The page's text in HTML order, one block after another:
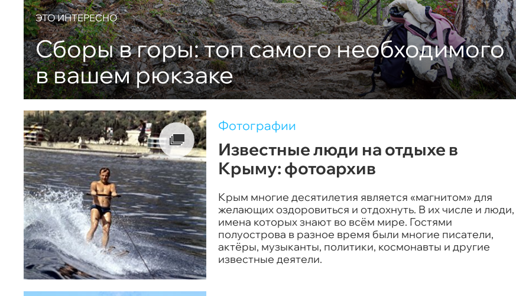
ЭТО ИНТЕРЕСНО
Сборы в горы: топ самого необходимого
в вашем рюкзаке
Фотографии
Известные люди на отдыхе в
Крыму: фотоархив
Крым многие десятилетия является «магнитом» для
желающих оздоровиться и отдохнуть. В их числе и люди,
имена которых знают во всём мире. Гостями
полуострова в разное время были многие писатели,
актёры, музыканты, политики, космонавты и другие
известные деятели.